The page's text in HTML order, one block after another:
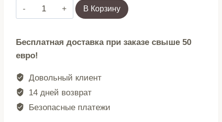
Количество
товара
modułowy
|
LYKKE
jasnoszary
sztruksowy
В Корзину
Бесплатная доставка при заказе свыше 50
евро!
Довольный клиент
14 дней возврат
Безопасные платежи